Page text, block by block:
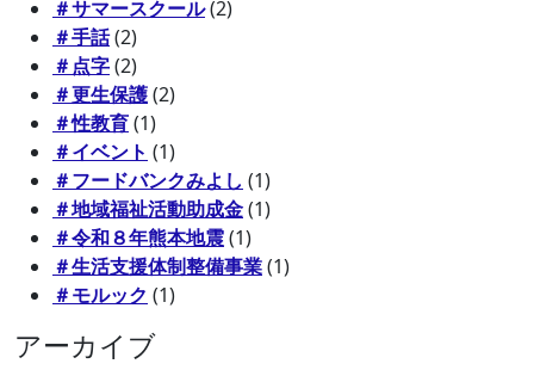
＃サマースクール(2)
＃手話(2)
＃点字(2)
＃更生保護(2)
＃性教育(1)
＃イベント (1)
＃フードバンクみよし (1)
＃地域福祉活動助成金(1)
＃令和８年熊本地震(1)
＃生活支援体制整備事業(1)
＃モルック (1)
アーカイブ